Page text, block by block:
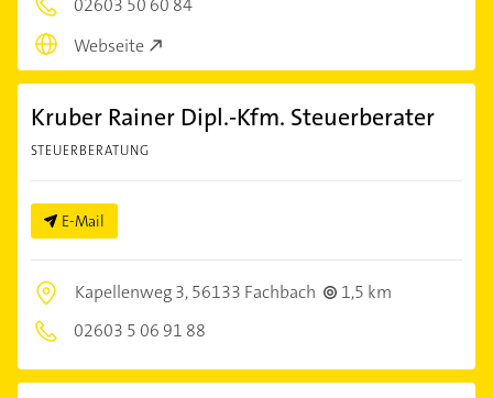
02603 50 60 84
Webseite
Kruber Rainer Dipl.-Kfm. Steuerberater
STEUERBERATUNG
E-Mail
Kapellenweg 3,56133 Fachbach
1,5 km
02603 5 06 91 88